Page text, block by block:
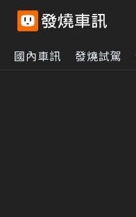
國內車訊 發燒試駕